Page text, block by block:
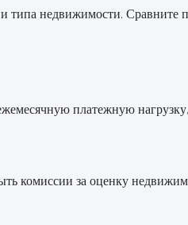
типа недвижимости.
платежную
комиссии за оценку